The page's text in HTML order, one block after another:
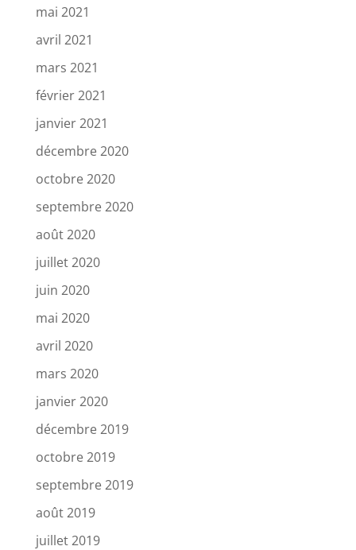
mai 2021
avril 2021
mars 2021
février 2021
janvier 2021
décembre 2020
octobre 2020
septembre 2020
août 2020
juillet 2020
juin 2020
mai 2020
avril 2020
mars 2020
janvier 2020
décembre 2019
octobre 2019
septembre 2019
août 2019
juillet 2019